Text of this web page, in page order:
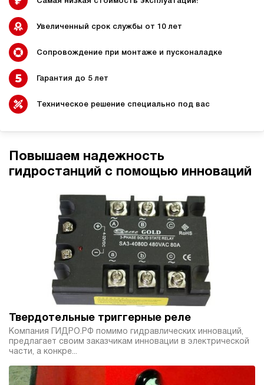
Гидростанции для
оборудования
Гидравлический цилиндр с
Гидростанции 220 Вольт для
Гидростанции для шахт
Гидростанции для смазки Гидростанции для толкателей
Увеличенный срок службы от 10 лет
Сопровождение при монтаже и пусконаладке
Гарантия до 5 лет
Техническое решение специально под вас
Повышаем надежность
гидростанций с помощью инноваций
Твердотельные триггерные реле
Компания ГИДРО.РФ помимо гидравлических инноваций,
предлагает своим заказчикам инновации в электрической
части, а конкре...